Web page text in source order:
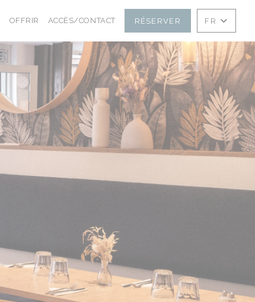
((OUVRE UNE NOUVELLE FENÊTRE))
OFFRIR ((OUVRE UNE NOUVELLE FENÊTRE))
ACCÈS/CONTACT RÉSERVER FR